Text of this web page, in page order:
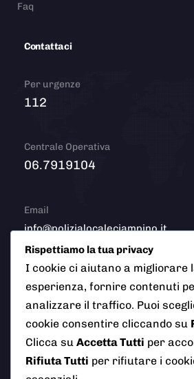
Faq
Contattaci
Per urgenze
112
Centrale Operativa
06.7919104
Email
info@polizialocaleciampino.it
© 2026 Polizia Locale del Comune di
i diritti riservati
Rispettiamo la tua privacy
I cookie ci aiutano a migliorare
esperienza, fornire contenuti
analizzare il traffico. Puoi
cookie consentire cliccando su
Clicca su Accetta Tutti per
Rifiuta Tutti per rifiutare i